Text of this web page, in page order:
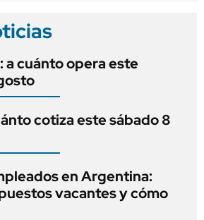
a cuánto opera este
cotiza este sábado 8
en Argentina:
vacantes y cómo